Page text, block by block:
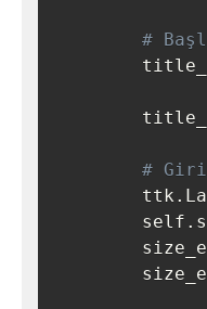
#
#
        ttk
.
        self
.